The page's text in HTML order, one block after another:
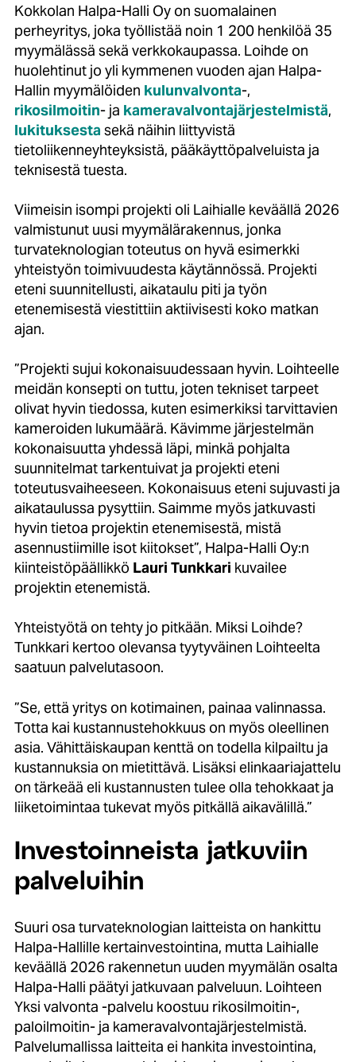
Kokkolan Halpa-Halli Oy on suomalainen
perheyritys, joka työllistää noin 1 200 henkilöä 35
myymälässä sekä verkkokaupassa. Loihde on
huolehtinut jo yli kymmenen vuoden ajan Halpa-
Hallin myymälöiden kulunvalvonta-,
rikosilmoitin- ja kameravalvontajärjestelmistä,
lukituksesta sekä näihin liittyvistä
tietoliikenneyhteyksistä, pääkäyttöpalveluista ja
teknisestä tuesta.
Viimeisin isompi projekti oli Laihialle keväällä 2026
valmistunut uusi myymälärakennus, jonka
turvateknologian toteutus on hyvä esimerkki
yhteistyön toimivuudesta käytännössä. Projekti
eteni suunnitellusti, aikataulu piti ja työn
etenemisestä viestittiin aktiivisesti koko matkan
ajan.
”Projekti sujui kokonaisuudessaan hyvin. Loihteelle
meidän konsepti on tuttu, joten tekniset tarpeet
olivat hyvin tiedossa, kuten esimerkiksi tarvittavien
kameroiden lukumäärä. Kävimme järjestelmän
kokonaisuutta yhdessä läpi, minkä pohjalta
suunnitelmat tarkentuivat ja projekti eteni
toteutusvaiheeseen. Kokonaisuus eteni sujuvasti ja
aikataulussa pysyttiin. Saimme myös jatkuvasti
hyvin tietoa projektin etenemisestä, mistä
asennustiimille isot kiitokset”, Halpa-Halli Oy:n
kiinteistöpäällikkö Lauri Tunkkari kuvailee
projektin etenemistä.
Yhteistyötä on tehty jo pitkään. Miksi Loihde?
Tunkkari kertoo olevansa tyytyväinen Loihteelta
saatuun palvelutasoon.
”Se, että yritys on kotimainen, painaa valinnassa.
Totta kai kustannustehokkuus on myös oleellinen
asia. Vähittäiskaupan kenttä on todella kilpailtu ja
kustannuksia on mietittävä. Lisäksi elinkaariajattelu
on tärkeää eli kustannusten tulee olla tehokkaat ja
liiketoimintaa tukevat myös pitkällä aikavälillä.”
Investoinneista jatkuviin
palveluihin
Suuri osa turvateknologian laitteista on hankittu
Halpa-Hallille kertainvestointina, mutta Laihialle
keväällä 2026 rakennetun uuden myymälän osalta
Halpa-Halli päätyi jatkuvaan palveluun. Loihteen
Yksi valvonta -palvelu koostuu rikosilmoitin-,
paloilmoitin- ja kameravalvontajärjestelmistä.
Palvelumallissa laitteita ei hankita investointina,